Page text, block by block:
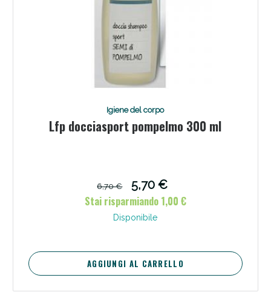
Igiene del corpo
Lfp docciasport pompelmo 300 ml
6,70 €
5,70 €
Stai risparmiando 1,00 €
Disponibile
AGGIUNGI AL CARRELLO